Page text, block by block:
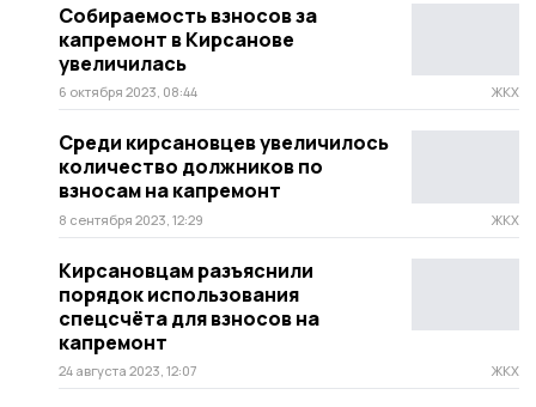
Собираемость взносов за
капремонт в Кирсанове
увеличилась
6 октября 2023, 08:44 ЖКХ
Среди кирсановцев увеличилось
количество должников по
взносам на капремонт
8 сентября 2023, 12:29 ЖКХ
Кирсановцам разъяснили
порядок использования
спецсчёта для взносов на
капремонт
24 августа 2023, 12:07 ЖКХ